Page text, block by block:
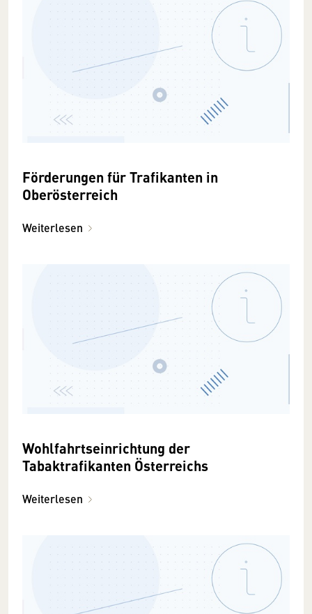
Förderungen für Trafikanten in
Oberösterreich
Weiterlesen
Wohlfahrtseinrichtung der
Tabaktrafikanten Österreichs
Weiterlesen